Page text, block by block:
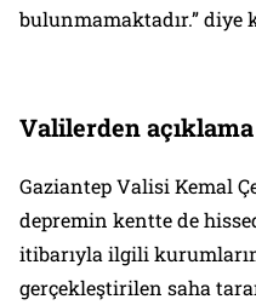
bulunmamaktadır.” diye
Valilerden açıklama
Gaziantep Valisi Kemal
depremin kentte de
itibarıyla ilgili
gerçekleştirilen saha